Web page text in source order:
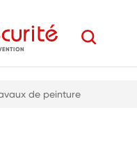
de peinture